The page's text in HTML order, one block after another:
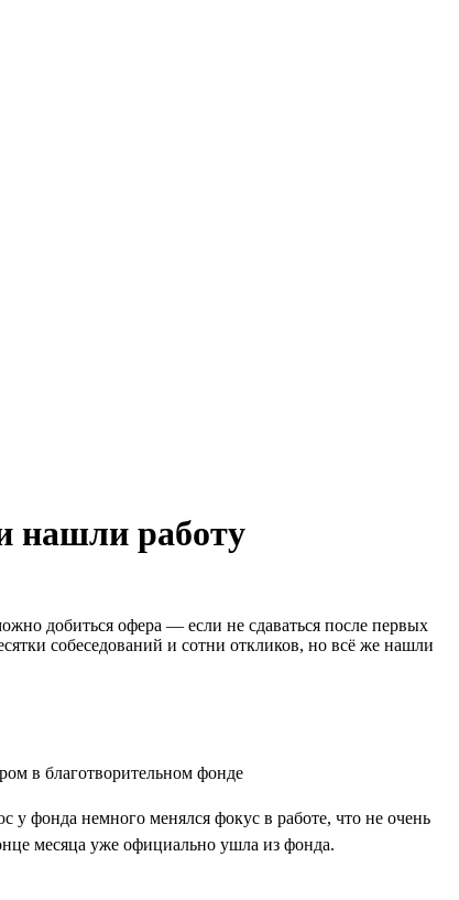
нашли работу
добиться офера — если не сдаваться после первых
собеседований и сотни откликов, но всё же нашли
у фонда немного менялся фокус в работе, что не очень
месяца уже официально ушла из фонда.